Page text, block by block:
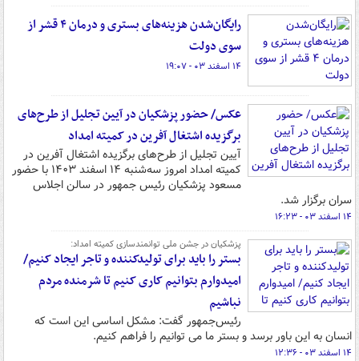
رایگان‌شدن هزینه‌های بستری و درمان ۴ قشر از
سوی دولت
۱۴ اسفند ۰۳ - ۱۹:۰۷
عکس/ حضور پزشکیان در آیین تجلیل از طرح‌های
برگزیده اشتغال آفرین در کمیته امداد
آیین تجلیل از طرح‌های برگزیده اشتغال آفرین در
کمیته امداد امروز سه‌شنبه ۱۴ اسفند ۱۴۰۳ با حضور
مسعود پزشکیان رئیس جمهور در سالن اجلاس
سران برگزار شد.
۱۴ اسفند ۰۳ - ۱۶:۲۳
پزشکیان در جشن ملی توانمندسازی کمیته امداد:
بستر را باید برای تولیدکننده و تاجر ایجاد کنیم/
امیدوارم بتوانیم کاری کنیم تا شرمنده مردم
نباشیم
رئیس‌جمهور گفت: مشکل اساسی این است که
انسان به این باور برسد و بستر ما می توانیم را فراهم کنیم.
۱۴ اسفند ۰۳ - ۱۲:۳۶